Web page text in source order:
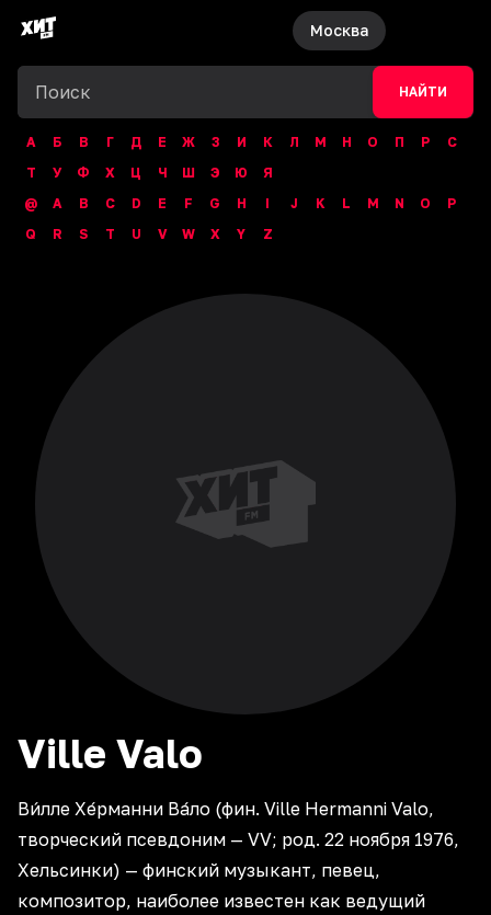
Москва
НАЙТИ
А Б В Г Д Е Ж З И К Л М Н О П Р
С
Т
У Ф Х Ц Ч Ш Э Ю
Я
@
A B C D E F G H I J K L M N O
P
Q
R S T U V W X Y Z
Ville Valo
Ви́лле Хе́рманни Ва́ло (фин. Ville Hermanni Valo,
творческий псевдоним — VV; род. 22 ноября 1976,
Хельсинки) — финский музыкант, певец,
композитор, наиболее известен как ведущий